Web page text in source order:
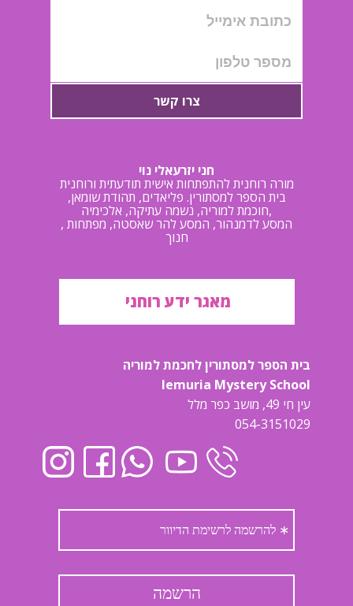
צרו קשר
חני יזרעאלי נוי
מורה רוחנית להתפתחות אישית תודעתית ורוחנית
בית הספר למסתורין. פליאדים, תהודת שומאן,
חוכמת למוריה, נשמה עתיקה, אלכימיה,
, המסע לדמנהור, המסע להר שאסטה, מפתחות
חנוך
מאגר ידע רוחני
בית הספר למסתורין לחכמת למוריה
lemuria Mystery School
עין חי 49, מושב כפר מלל
054-3151029